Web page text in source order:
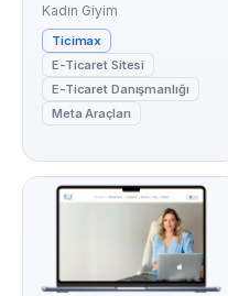
Kadın Giyim
Ticimax
E-Ticaret Sitesi
E-Ticaret Danışmanlığı
Meta Araçları